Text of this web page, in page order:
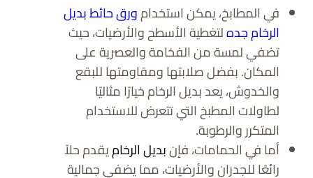
في المطابخ، يمكن استخدامورق حائط بديل
الرخام جدهلتغطية الأسطح والأرضيات، حيث
تضفي لمسة من الفخامة والعصرية على
المكان. بفضل صلابتها ومقاومتها للبقع
والخدوش، يعد بديل الرخام خيارًا مثاليًا
لطاولات المطبخ التي تتعرض للاستخدام
المتكرر والرطوبة.
أما في الحمامات، فإنبديل الرخاميقدم حلاً
رائعًا للجدران والأرضيات، مما يضفي جمالية